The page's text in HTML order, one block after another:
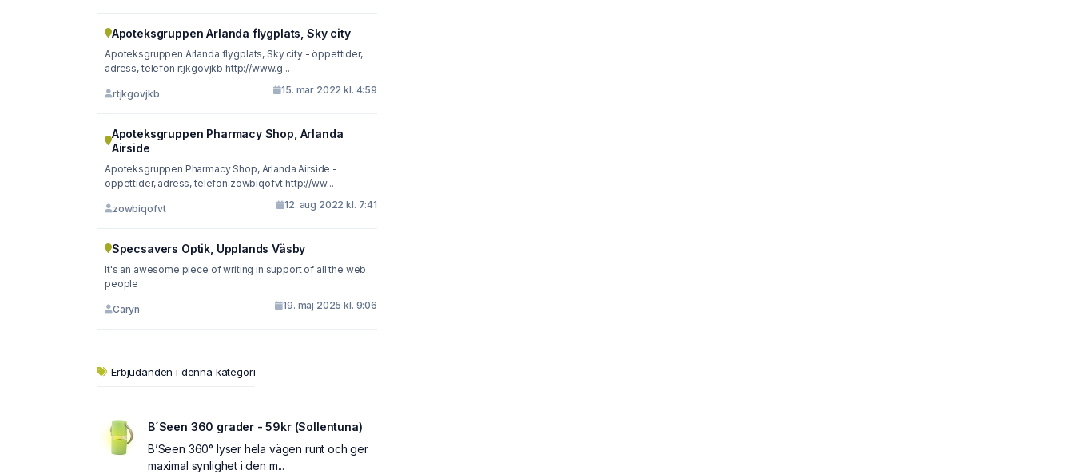
Apoteksgruppen Arlanda flygplats, Sky city
Apoteksgruppen Arlanda flygplats, Sky city - öppettider,
adress, telefon rtjkgovjkb http://www.g...
rtjkgovjkb 15. mar 2022 kl. 4:59
Apoteksgruppen Pharmacy Shop, Arlanda
Airside
Apoteksgruppen Pharmacy Shop, Arlanda Airside -
öppettider, adress, telefon zowbiqofvt http://ww...
zowbiqofvt 12. aug 2022 kl. 7:41
Specsavers Optik, Upplands Väsby
It's an awesome piece of writing in support of all the web
people
Caryn 19. maj 2025 kl. 9:06
Erbjudanden i denna kategori
B´Seen 360 grader - 59kr (Sollentuna)
B’Seen 360° lyser hela vägen runt och ger
maximal synlighet i den m...